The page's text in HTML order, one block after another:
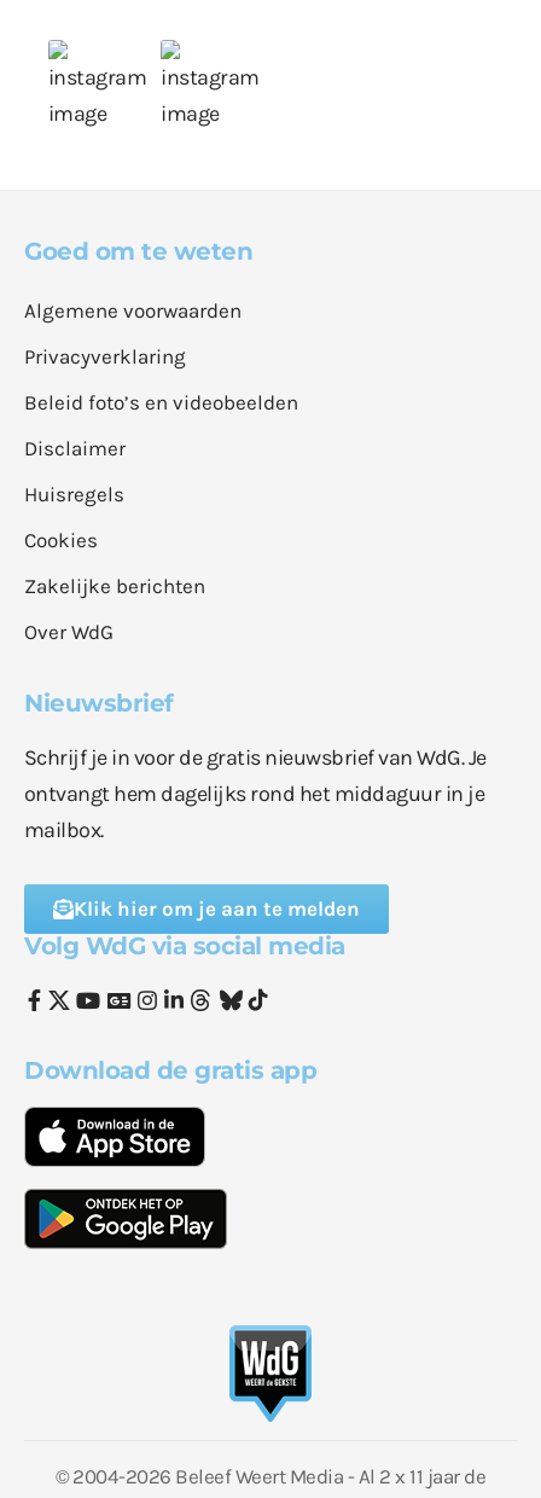
Goed om te weten
Algemene voorwaarden
Privacyverklaring
Beleid foto’s en videobeelden
Disclaimer
Huisregels
Cookies
Zakelijke berichten
Over WdG
Nieuwsbrief
Schrijf je in voor de gratis nieuwsbrief van WdG. Je
ontvangt hem dagelijks rond het middaguur in je
mailbox.
Klik hier om je aan te melden
Volg WdG via social media
Download de gratis app
© 2004-2026 Beleef Weert Media - Al 2 x 11 jaar de